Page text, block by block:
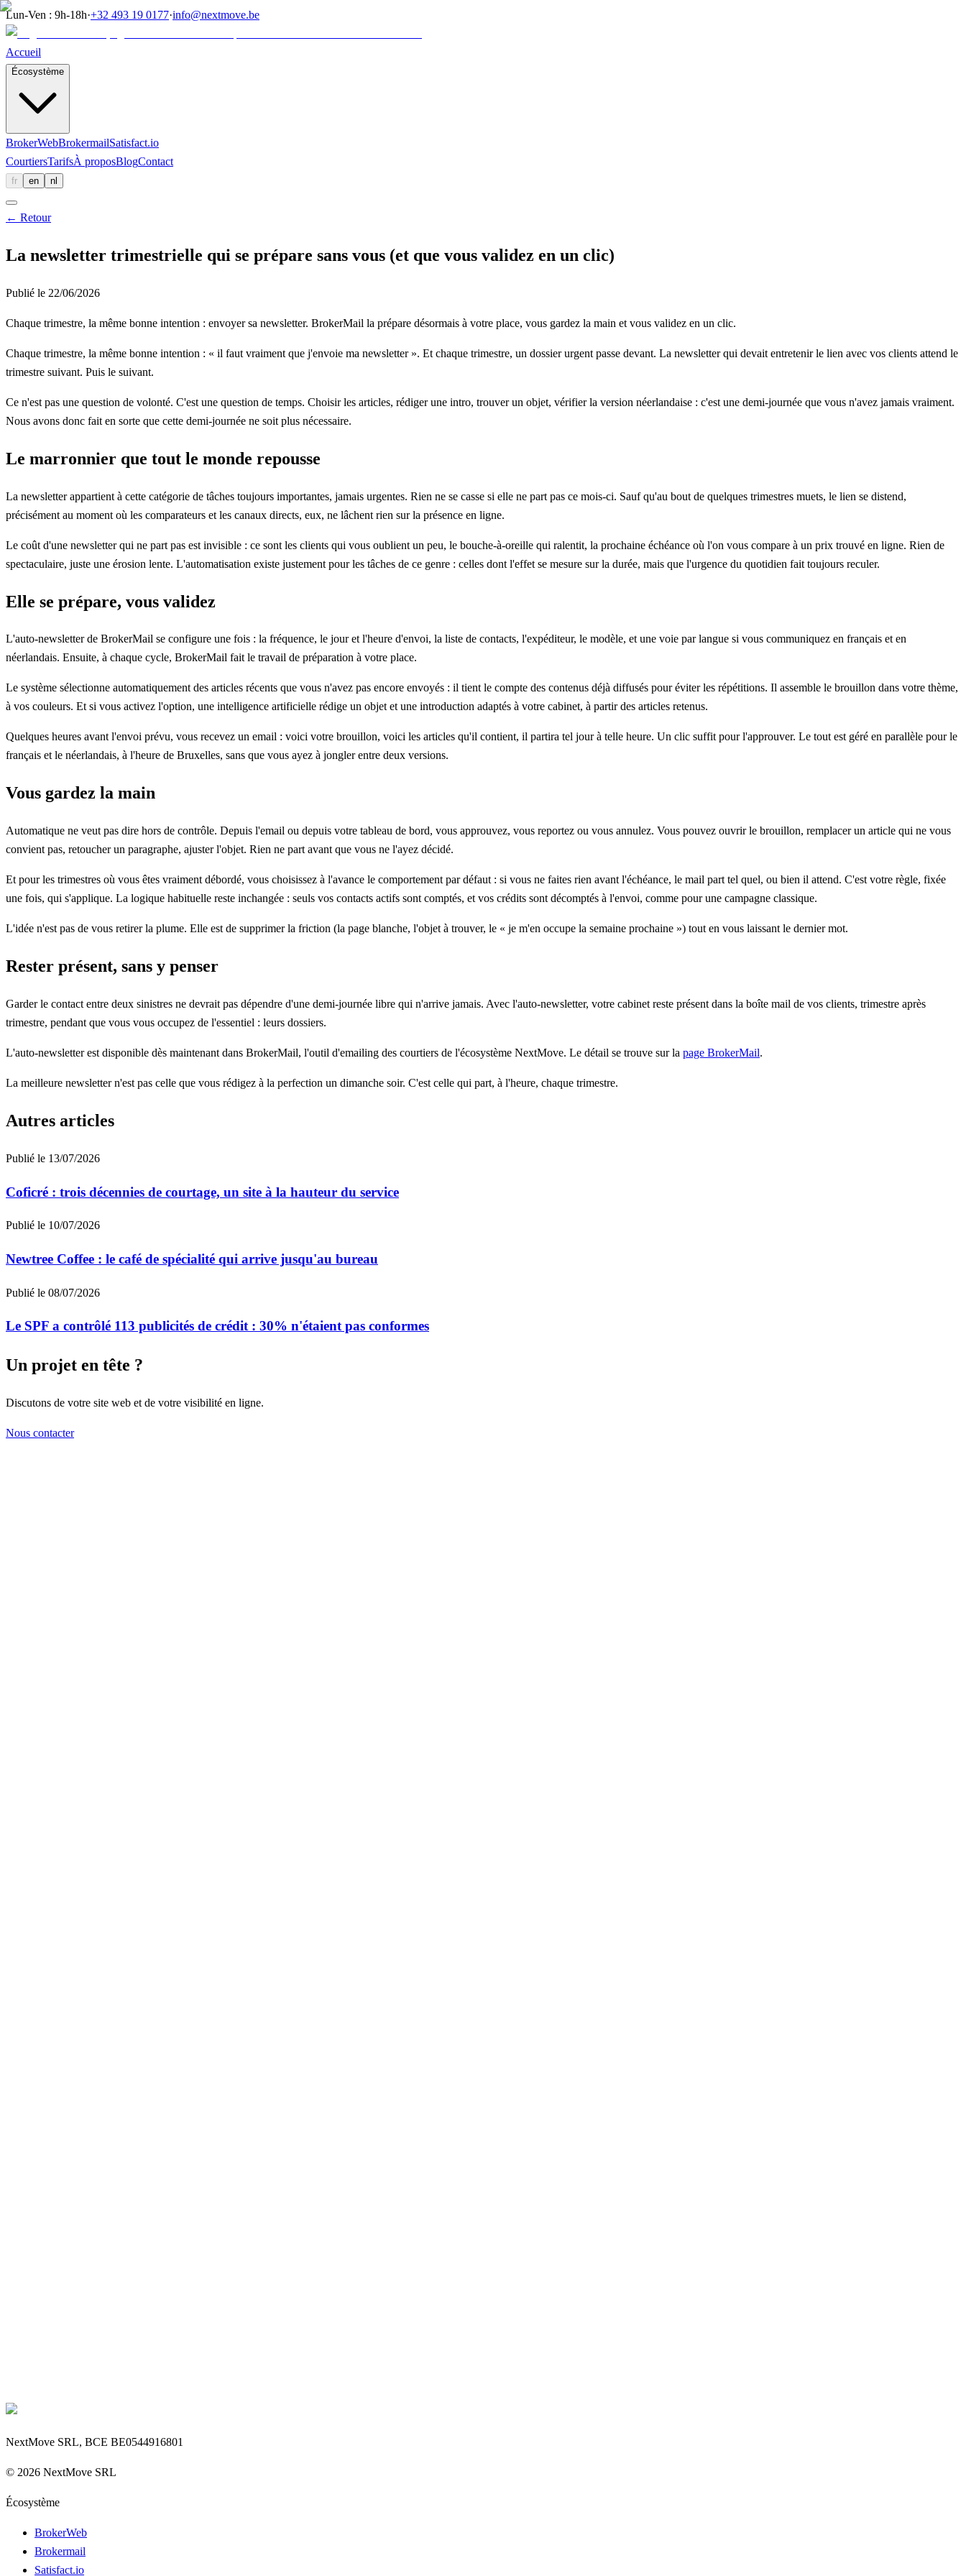
Lun-Ven : 9h-18h·+32 493 19 0177·info@nextmove.be
Accueil
Écosystème
BrokerWebBrokermailSatisfact.io
CourtiersTarifsÀ proposBlogContact
fr en nl
← Retour
La newsletter trimestrielle qui se prépare sans vous (et que vous validez en un clic)
Publié le 22/06/2026
Chaque trimestre, la même bonne intention : envoyer sa newsletter. BrokerMail la prépare désormais à votre place, vous gardez la main et vous validez en un clic.
Chaque trimestre, la même bonne intention : « il faut vraiment que j'envoie ma newsletter ». Et chaque trimestre, un dossier urgent passe devant. La newsletter qui devait entretenir le lien avec vos clients attend le
trimestre suivant. Puis le suivant.
Ce n'est pas une question de volonté. C'est une question de temps. Choisir les articles, rédiger une intro, trouver un objet, vérifier la version néerlandaise : c'est une demi-journée que vous n'avez jamais vraiment.
Nous avons donc fait en sorte que cette demi-journée ne soit plus nécessaire.
Le marronnier que tout le monde repousse
La newsletter appartient à cette catégorie de tâches toujours importantes, jamais urgentes. Rien ne se casse si elle ne part pas ce mois-ci. Sauf qu'au bout de quelques trimestres muets, le lien se distend,
précisément au moment où les comparateurs et les canaux directs, eux, ne lâchent rien sur la présence en ligne.
Le coût d'une newsletter qui ne part pas est invisible : ce sont les clients qui vous oublient un peu, le bouche-à-oreille qui ralentit, la prochaine échéance où l'on vous compare à un prix trouvé en ligne. Rien de
spectaculaire, juste une érosion lente. L'automatisation existe justement pour les tâches de ce genre : celles dont l'effet se mesure sur la durée, mais que l'urgence du quotidien fait toujours reculer.
Elle se prépare, vous validez
L'auto-newsletter de BrokerMail se configure une fois : la fréquence, le jour et l'heure d'envoi, la liste de contacts, l'expéditeur, le modèle, et une voie par langue si vous communiquez en français et en
néerlandais. Ensuite, à chaque cycle, BrokerMail fait le travail de préparation à votre place.
Le système sélectionne automatiquement des articles récents que vous n'avez pas encore envoyés : il tient le compte des contenus déjà diffusés pour éviter les répétitions. Il assemble le brouillon dans votre thème,
à vos couleurs. Et si vous activez l'option, une intelligence artificielle rédige un objet et une introduction adaptés à votre cabinet, à partir des articles retenus.
Quelques heures avant l'envoi prévu, vous recevez un email : voici votre brouillon, voici les articles qu'il contient, il partira tel jour à telle heure. Un clic suffit pour l'approuver. Le tout est géré en parallèle pour le
français et le néerlandais, à l'heure de Bruxelles, sans que vous ayez à jongler entre deux versions.
Vous gardez la main
Automatique ne veut pas dire hors de contrôle. Depuis l'email ou depuis votre tableau de bord, vous approuvez, vous reportez ou vous annulez. Vous pouvez ouvrir le brouillon, remplacer un article qui ne vous
convient pas, retoucher un paragraphe, ajuster l'objet. Rien ne part avant que vous ne l'ayez décidé.
Et pour les trimestres où vous êtes vraiment débordé, vous choisissez à l'avance le comportement par défaut : si vous ne faites rien avant l'échéance, le mail part tel quel, ou bien il attend. C'est votre règle, fixée
une fois, qui s'applique. La logique habituelle reste inchangée : seuls vos contacts actifs sont comptés, et vos crédits sont décomptés à l'envoi, comme pour une campagne classique.
L'idée n'est pas de vous retirer la plume. Elle est de supprimer la friction (la page blanche, l'objet à trouver, le « je m'en occupe la semaine prochaine ») tout en vous laissant le dernier mot.
Rester présent, sans y penser
Garder le contact entre deux sinistres ne devrait pas dépendre d'une demi-journée libre qui n'arrive jamais. Avec l'auto-newsletter, votre cabinet reste présent dans la boîte mail de vos clients, trimestre après
trimestre, pendant que vous vous occupez de l'essentiel : leurs dossiers.
L'auto-newsletter est disponible dès maintenant dans BrokerMail, l'outil d'emailing des courtiers de l'écosystème NextMove. Le détail se trouve sur la page BrokerMail.
La meilleure newsletter n'est pas celle que vous rédigez à la perfection un dimanche soir. C'est celle qui part, à l'heure, chaque trimestre.
Autres articles
Publié le 13/07/2026
Coficré : trois décennies de courtage, un site à la hauteur du service
Publié le 10/07/2026
Newtree Coffee : le café de spécialité qui arrive jusqu'au bureau
Publié le 08/07/2026
Le SPF a contrôlé 113 publicités de crédit : 30% n'étaient pas conformes
Un projet en tête ?
Discutons de votre site web et de votre visibilité en ligne.
Nous contacter
NextMove SRL, BCE BE0544916801
© 2026 NextMove SRL
Écosystème
BrokerWeb
Brokermail
Satisfact.io